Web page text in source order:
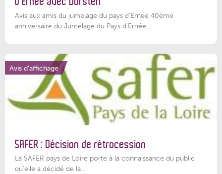
Avis aux amis du jumelage du pays d'Ernée 40ème
anniversaire du Jumelage du Pays d'Ernée...
Avis d'affichage
SAFER : Décision de rétrocession
La SAFER pays de Loire porte à la connaissance du public
qu’elle a décidé de la...